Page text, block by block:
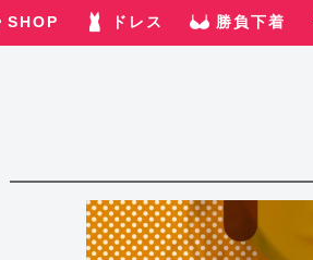
SHOP ドレス 勝負下着